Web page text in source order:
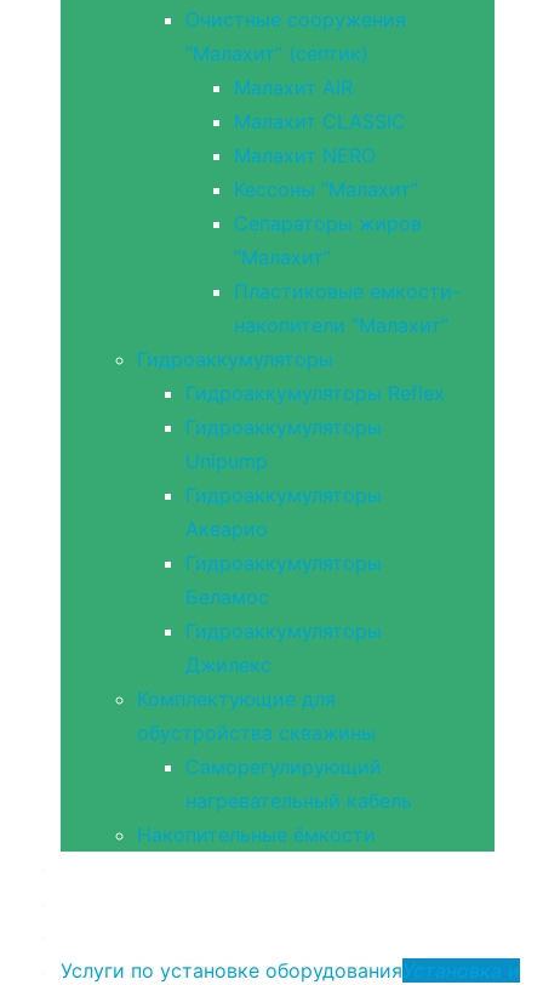
Очистные сооружения
“Малахит” (септик)
Малахит AIR
Малахит CLASSIC
Малахит NERO
Кессоны “Малахит”
Сепараторы жиров
“Малахит”
Пластиковые емкости-
накопители “Малахит”
Гидроаккумуляторы
Гидроаккумуляторы Reflex
Гидроаккумуляторы
Unipump
Гидроаккумуляторы
Акварио
Гидроаккумуляторы
Беламос
Гидроаккумуляторы
Джилекс
Комплектующие для
обустройства скважины
Саморегулирующий
нагревательный кабель
Накопительные ёмкости
Услуги по установке оборудования